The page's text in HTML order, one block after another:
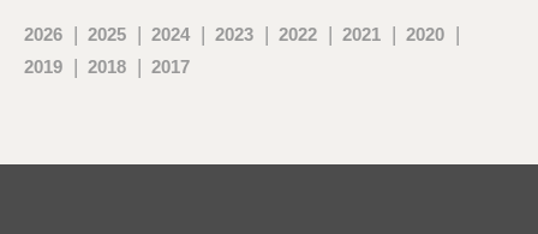
2026 2025 2024 2023 2022 2021
2020
2019
2018 2017